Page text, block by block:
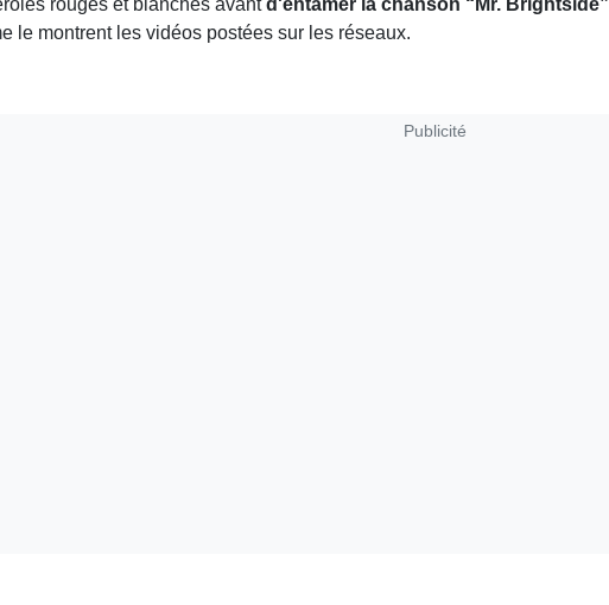
le montrent les vidéos postées sur les réseaux.
Publicité